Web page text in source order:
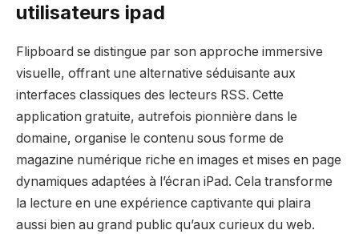
utilisateurs ipad
Flipboard se distingue par son approche immersive
visuelle, offrant une alternative séduisante aux
interfaces classiques des lecteurs RSS. Cette
application gratuite, autrefois pionnière dans le
domaine, organise le contenu sous forme de
magazine numérique riche en images et mises en page
dynamiques adaptées à l’écran iPad. Cela transforme
la lecture en une expérience captivante qui plaira
aussi bien au grand public qu’aux curieux du web.